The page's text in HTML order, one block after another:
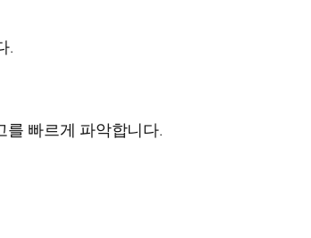
.
를 빠르게 파악합니다.